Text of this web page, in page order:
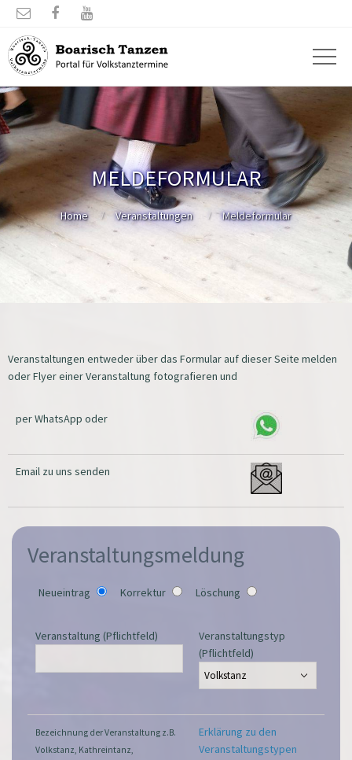
  
MELDEFORMULAR
Home Veranstaltungen Meldeformular
Veranstaltungen entweder über das Formular auf dieser Seite melden
oder Flyer einer Veranstaltung fotografieren und
per WhatsApp oder
Email zu uns senden
Veranstaltungsmeldung
Neueintrag Korrektur Löschung
Veranstaltung (Pflichtfeld)
Veranstaltungstyp
(Pflichtfeld)
Bezeichnung der Veranstaltung z.B.
Volkstanz, Kathreintanz,
Erklärung zu den
Veranstaltungstypen